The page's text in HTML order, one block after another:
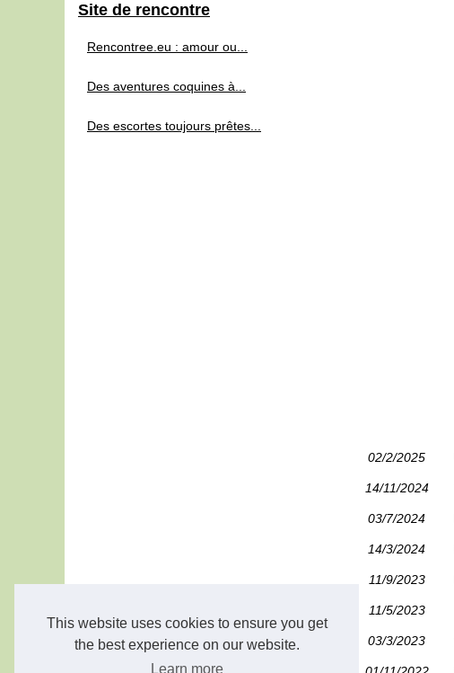
This website uses cookies to ensure you get
the best experience on our website.
Learn more
02/2/2025
14/11/2024
03/7/2024
14/3/2024
11/9/2023
11/5/2023
03/3/2023
Site de rencontre
Rencontree.eu : amour ou...
Des aventures coquines à...
Des escortes toujours prêtes...